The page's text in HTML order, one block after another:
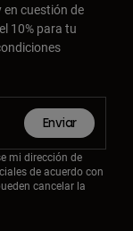
cuestión de
10% para tu
Enviar
mi dirección de
de acuerdo con
cancelar la